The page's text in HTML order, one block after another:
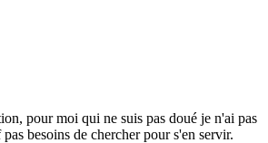
pour moi qui ne suis pas doué je n'ai pas
besoins de chercher pour s'en servir.